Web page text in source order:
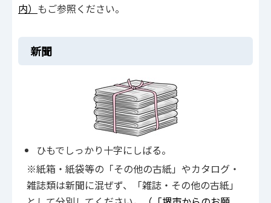
内） もご参照ください。
新聞
ひもでしっかり十字にしばる。
※紙箱・紙袋等の「その他の古紙」やカタログ・
雑誌類は新聞に混ぜず、「雑誌・その他の古紙」